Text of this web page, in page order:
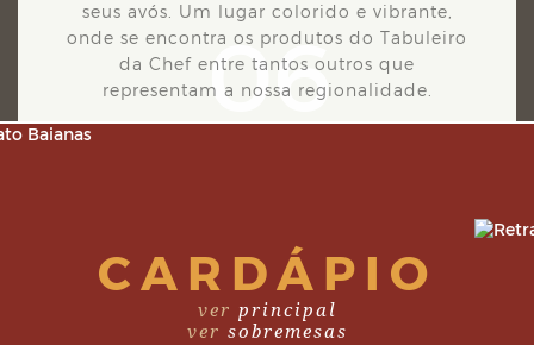
06
seus avós. Um lugar colorido e vibrante,
onde se encontra os produtos do Tabuleiro
da Chef entre tantos outros que
representam a nossa regionalidade.
CARDÁPIO
ver principal
ver sobremesas